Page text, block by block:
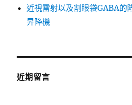
近視雷射以及割眼袋GABA的
昇降機
近期留言